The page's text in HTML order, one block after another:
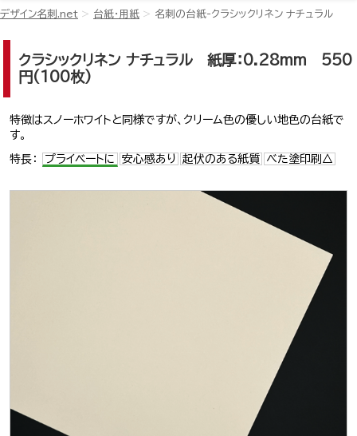
デザイン名刺.net 台紙・用紙 名刺の台紙-クラシックリネン ナチュラル
クラシックリネン ナチュラル紙厚：0.28mm 550
円(100枚)
特徴はスノーホワイトと同様ですが、クリーム色の優しい地色の台紙で
す。
特長： プライベートに 安心感あり 起伏のある紙質 べた塗印刷△